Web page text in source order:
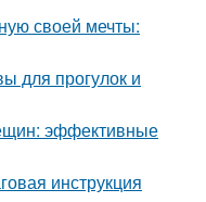
своей мечты:
для прогулок и
эффективные
инструкция